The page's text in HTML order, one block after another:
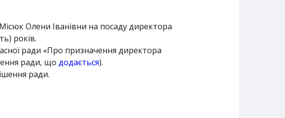
Олени Іванівни на посаду директора
років.
ради «Про призначення директора
ради, що додається).
ради.